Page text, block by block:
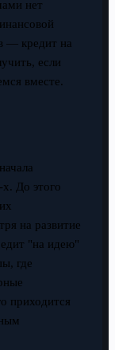
нет
— кредит на
если
вместе.
х. До этого
на развитие
"на идею"
где
приходится